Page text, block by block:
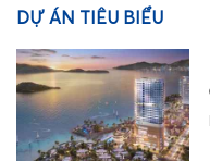
DỰ ÁN TIÊU BIỂU